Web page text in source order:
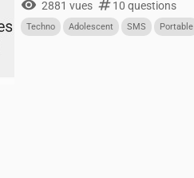
visibility 2881 vues numbers10 questions
Techno Adolescent SMS Portable